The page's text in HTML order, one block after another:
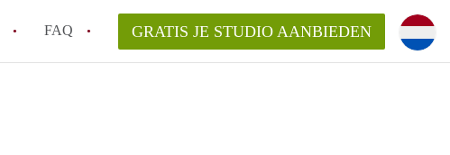
FAQ GRATIS JE STUDIO AANBIEDEN